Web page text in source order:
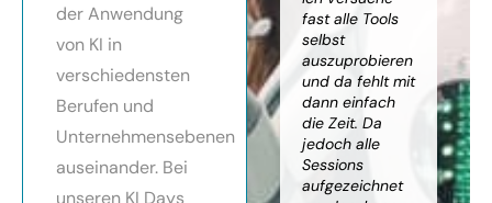
der Anwendung
von KI in
verschiedensten
Berufen und
Unternehmensebenen
auseinander. Bei
unseren KI Days
die
von KI
von
Auf alle Fragen
teilweise
wurden für
Probleme noch
Anleitungen
fast alle Tools
selbst
auszuprobieren
und da fehlt mit
dann einfach
die Zeit. Da
jedoch alle
Sessions
aufgezeichnet